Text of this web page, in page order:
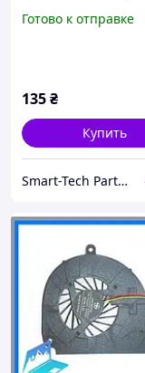
Готово к отправке
135₴
Купить
Smart-Tech Parts Запчасти для ноутбуков